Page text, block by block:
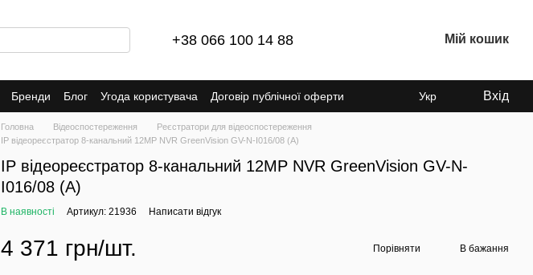
+38 066 100 14 88 Мій кошик
Бренди Блог Угода користувача
Договір публічної оферти
Укр Вхід
Головна Відеоспостереження
Реєстратори для відеоспостереження
IP відеореєстратор 8-канальний 12MP NVR GreenVision GV-N-I016/08 (A)
IP відеореєстратор 8-канальний 12MP NVR GreenVision GV-N-
I016/08 (A)
В наявності Артикул: 21936 Написати відгук
4 371 грн/шт. Порівняти В бажання